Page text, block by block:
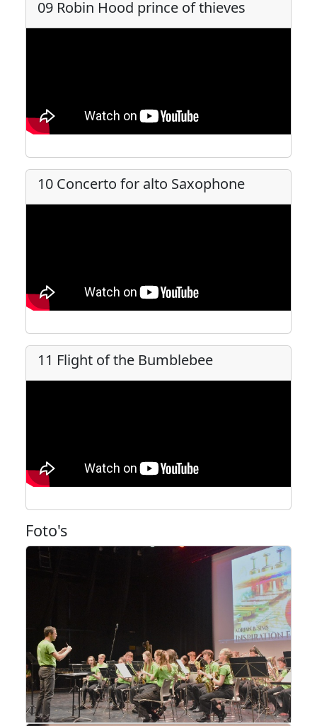
09 Robin Hood prince of thieves
10 Concerto for alto Saxophone
11 Flight of the Bumblebee
Foto's